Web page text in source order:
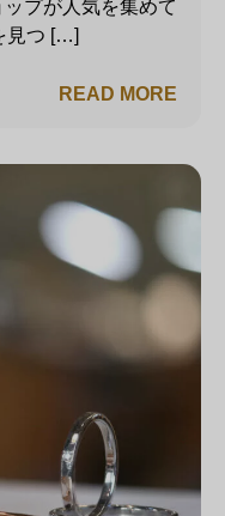
プが人気を集めて
見つ […]
READ MORE